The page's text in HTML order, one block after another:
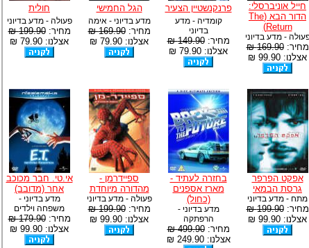
חייל אוניברסלי:
הדור הבא (The
Return)
- מדע בדיוני
מחיר:169.90 ₪
אצלנו: 99.90 ₪
פרנקנשטיין הצעיר
קומדיה - מדע
בדיוני
מחיר:149.90 ₪
אצלנו: 79.90 ₪
הגל החמישי
מדע בדיוני - אימה
מחיר:169.90 ₪
אצלנו: 79.90 ₪
חולית
פעולה - מדע בדיוני
מחיר:199.90 ₪
אצלנו: 79.90 ₪
אפקט הפרפר
גרסת הבמאי
מתח - מדע בדיוני
מחיר:199.90 ₪
אצלנו: 99.90 ₪
בחזרה לעתיד -
מארז אספנים
(כחול)
מדע בדיוני -
הרפתקה
מחיר:499.90 ₪
אצלנו: 249.90 ₪
ספיידרמן -
מהדורה מיוחדת
פעולה - מדע בדיוני
מחיר:199.90 ₪
אצלנו: 99.90 ₪
אי.טי. חבר מכוכב
אחר (מדובב)
מדע בדיוני -
משפחה וילדים
מחיר:179.90 ₪
אצלנו: 99.90 ₪